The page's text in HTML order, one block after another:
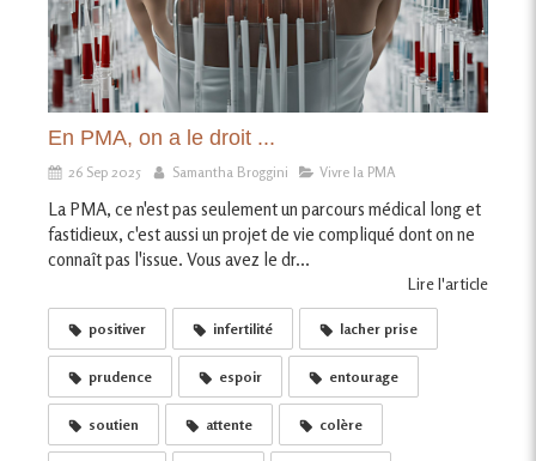
En PMA, on a le droit ...
26 Sep 2025 Samantha Broggini Vivre la PMA
La PMA, ce n'est pas seulement un parcours médical long et
fastidieux, c'est aussi un projet de vie compliqué dont on ne
connaît pas l'issue. Vous avez le dr...
Lire l'article
positiver infertilité lacher prise
prudence espoir entourage
soutien attente colère